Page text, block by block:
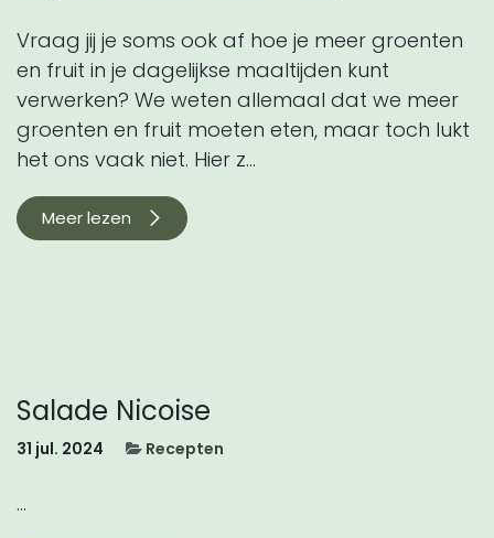
Vraag jij je soms ook af hoe je meer groenten
en fruit in je dagelijkse maaltijden kunt
verwerken? We weten allemaal dat we meer
groenten en fruit moeten eten, maar toch lukt
het ons vaak niet. Hier z...
Meer lezen
Salade Nicoise
31 jul. 2024 Recepten
...